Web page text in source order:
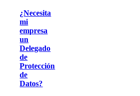
¿Necesita
mi
empresa
un
Delegado
de
Protección
de
Datos?